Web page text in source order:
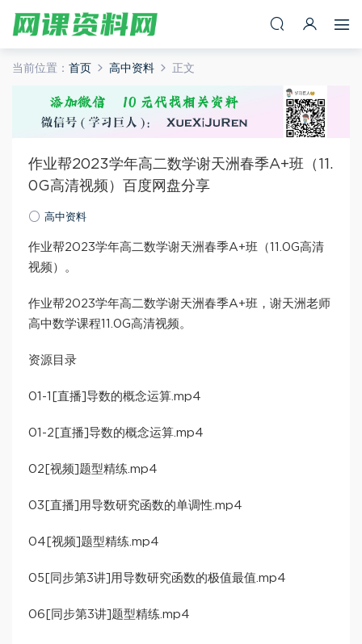
当前位置： 首页 高中资料 正文
作业帮2023学年高二数学谢天洲春季A+班（11.
0G高清视频）百度网盘分享
高中资料
作业帮2023学年高二数学谢天洲春季A+班（11.0G高清
视频）。
作业帮2023学年高二数学谢天洲春季A+班，谢天洲老师
高中数学课程11.0G高清视频。
资源目录
01-1[直播]导数的概念运算.mp4
01-2[直播]导数的概念运算.mp4
02[视频]题型精练.mp4
03[直播]用导数研究函数的单调性.mp4
04[视频]题型精练.mp4
05[同步第3讲]用导数研究函数的极值最值.mp4
06[同步第3讲]题型精练.mp4